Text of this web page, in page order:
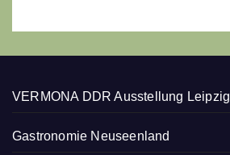
VERMONA DDR Ausstellung Leipzig
Gastronomie Neuseenland